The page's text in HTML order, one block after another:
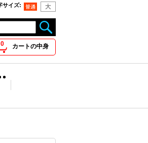
サイズ:
0 カートの中身